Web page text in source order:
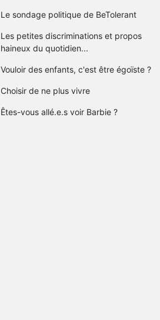
Le sondage politique de BeTolerant
Les petites discriminations et propos
haineux du quotidien...
Vouloir des enfants, c'est être égoïste ?
Choisir de ne plus vivre
Êtes-vous allé.e.s voir Barbie ?